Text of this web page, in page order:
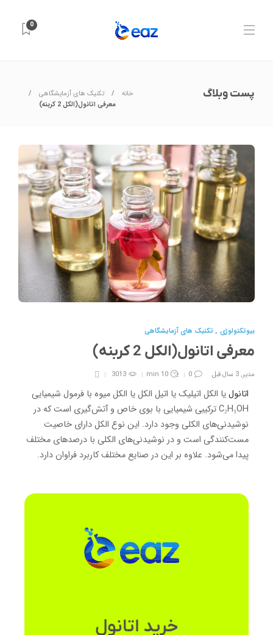
0
پست وبلاگ خانه
تکنیک های آزمایشگاهی
معرفی اتانول(الکل 2 کربنه)
بیوتکنولوژی , تکنیک های آزمایشگاهی
معرفی اتانول(الکل 2 کربنه)
مدیر,3 سال قبل 0
10 min
3013
اتانولیا الکل اتیلیک یا اتیل الکل یا الکل میوه با فرمول شیمیایی
C₂H₅OH ترکیبی شیمیایی با بوی خاص و آتش‌گیری است که در
نوشیدنی‌های الکلی وجود دارد. این نوع الکل دارای خاصیت
مست‌کنندگی است و در نوشیدنی‌های الکلی با درصدهای مختلف
پیدا می‌شود. علاوه بر این در صنایع مختلف کاربرد فراوان دارد.
خرید اتانول